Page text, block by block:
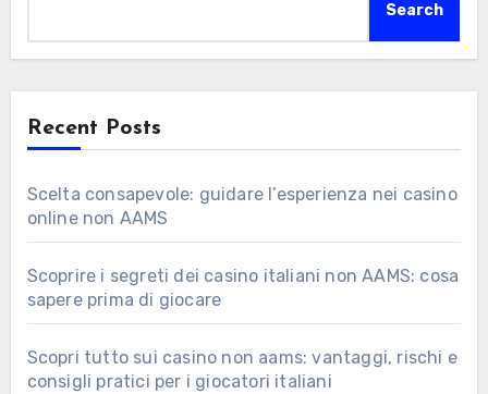
Search
Recent Posts
Scelta consapevole: guidare l’esperienza nei casino
online non AAMS
Scoprire i segreti dei casino italiani non AAMS: cosa
sapere prima di giocare
Scopri tutto sui casino non aams: vantaggi, rischi e
consigli pratici per i giocatori italiani